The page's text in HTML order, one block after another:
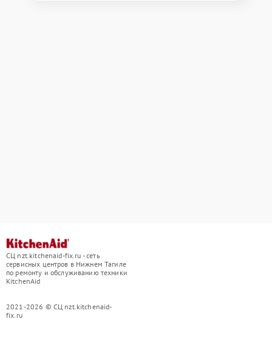
СЦ nzt.kitchenaid-fix.ru - сеть
сервисных центров в Нижнем Тагиле
по ремонту и обслуживанию техники
KitchenAid
2021-2026 © СЦ nzt.kitchenaid-
fix.ru